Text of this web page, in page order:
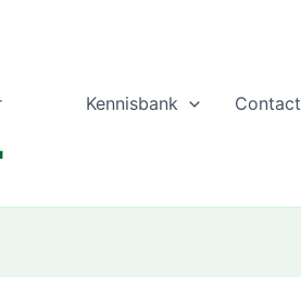
Kennisbank Contact